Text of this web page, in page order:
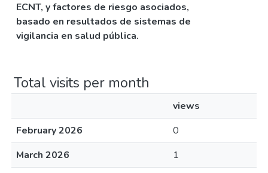
ECNT, y factores de riesgo asociados,
basado en resultados de sistemas de
vigilancia en salud pública.
Total visits per month
views
February 2026
0
March 2026
1